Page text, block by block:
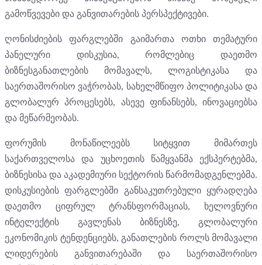
გამოწვევები და განვითარების პერსპექტივები.
ღონისძიების ფარგლებში გაიმართა ოთხი თემატური
პანელური დისკუსია, რომლებიც დაეთმო
ბიზნესგანათლების მომავალს, ლოგისტიკასა და
საერთაშორისო ვაჭრობას, სახელმწიფო პოლიტიკასა და
გლობალურ პროცესებს, ასევე ფინანსებს, ინოვაციებსა
და მეწარმეობას.
ფორუმის მონაწილეებს სიტყვით მიმართეს
საქართველოსა და უცხოეთის წამყვანმა ექსპერტებმა,
ბიზნესისა და აკადემიური სექტორის წარმომადგენლებმა.
დისკუსიების ფარგლებში განსაკუთრებული ყურადღება
დაეთმო ციფრულ ტრანსფორმაციას, ხელოვნური
ინტელექტის გავლენას ბიზნესზე, გლობალური
ეკონომიკის ტენდენციებს, განათლების როლს მომავალი
ლიდერების განვითარებაში და საერთაშორისო